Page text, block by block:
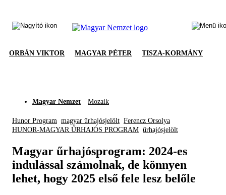
ORBÁN VIKTOR MAGYAR PÉTER TISZA-KORMÁNY
Magyar Nemzet Mozaik
Hunor Program magyar űrhajósjelölt Ferencz Orsolya
HUNOR-MAGYAR ŰRHAJÓS PROGRAM űrhajósjelölt
Magyar űrhajósprogram: 2024-es
indulással számolnak, de könnyen
lehet, hogy 2025 első fele lesz belőle